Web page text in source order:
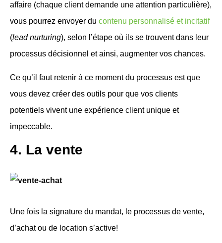
affaire (chaque client demande une attention particulière),
vous pourrez envoyer du contenu personnalisé et incitatif
(lead nurturing), selon l’étape où ils se trouvent dans leur
processus décisionnel et ainsi, augmenter vos chances.
Ce qu’il faut retenir à ce moment du processus est que
vous devez créer des outils pour que vos clients
potentiels vivent une expérience client unique et
impeccable.
4. La vente
Une fois la signature du mandat, le processus de vente,
d’achat ou de location s’active!